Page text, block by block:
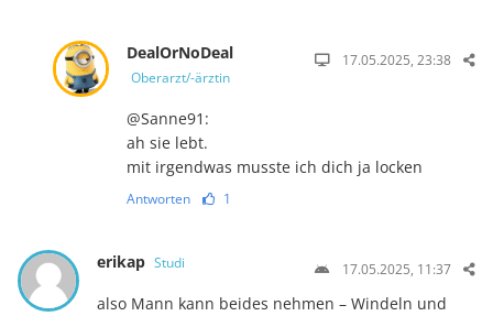
DealOrNoDeal
Oberarzt/-ärztin
17.05.2025, 23:38
@Sanne91:
ah sie lebt.
mit irgendwas musste ich dich ja locken
Antworten 1
erikap Studi 17.05.2025, 11:37
also Mann kann beides nehmen – Windeln und